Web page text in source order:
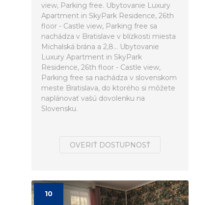
view, Parking free. Ubytovanie Luxury
Apartment in SkyPark Residence, 26th
floor - Castle view, Parking free sa
nachádza v Bratislave v blízkosti miesta
Michalská brána a 2,8... Ubytovanie
Luxury Apartment in SkyPark
Residence, 26th floor - Castle view,
Parking free sa nachádza v slovenskom
meste Bratislava, do ktorého si môžete
naplánovať vašú dovolenku na
Slovensku.
OVERIŤ DOSTUPNOSŤ
10